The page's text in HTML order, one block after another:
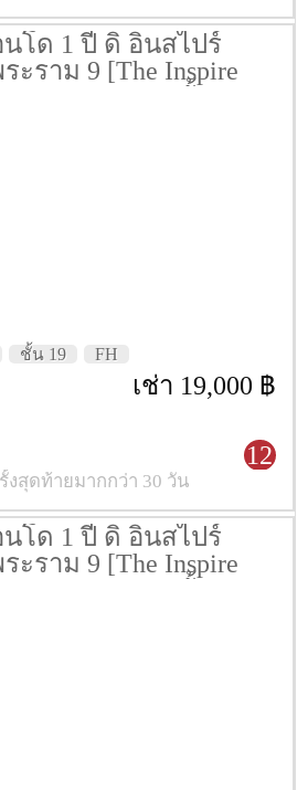
นโด 1 ปี ดิ อินสไปร์
ะราม 9 [The Inspire
9] 90 ตรม. ชั้น 19
ชั้น 19 FH
เช่า 19,000 ฿
12
งสุดท้ายมากกว่า 30 วัน
นโด 1 ปี ดิ อินสไปร์
ะราม 9 [The Inspire
9] 60 ตรม. ชั้น 16